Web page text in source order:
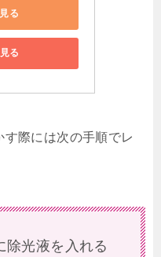
る
る
際には次の手順でレ
除光液を入れる